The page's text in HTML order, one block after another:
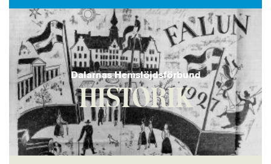
Dalarnas Hemslöjdsförbund
HISTORIK